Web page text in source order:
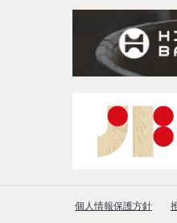
個人情報保護方針